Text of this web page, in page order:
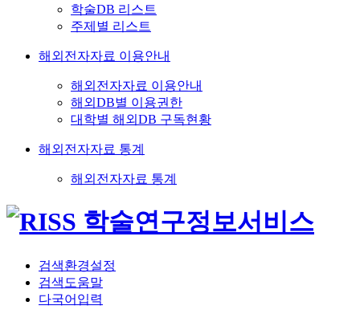
학술DB 리스트
주제별 리스트
해외전자자료 이용안내
해외전자자료 이용안내
해외DB별 이용권한
대학별 해외DB 구독현황
해외전자자료 통계
해외전자자료 통계
검색환경설정
검색도움말
다국어입력